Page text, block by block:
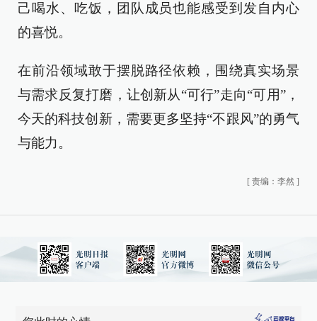
己喝水、吃饭，团队成员也能感受到发自内心
的喜悦。
在前沿领域敢于摆脱路径依赖，围绕真实场景
与需求反复打磨，让创新从“可行”走向“可用”，
今天的科技创新，需要更多坚持“不跟风”的勇气
与能力。
[ 责编：李然 ]